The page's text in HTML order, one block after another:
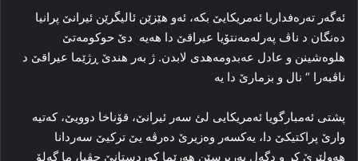
ئه‌گه‌ر ته‌ره‌فداریا ئه‌مریکایێ بکە، ئه‌و هێزێن ئالیگرێن ئیرانێ پرانیا
ده‌نگان د ناڤ پەرلەمەنتۆیا عیراقێ دا ھەیە ‌ دێ حوکومه‌تێ
هلوه‌شینن و عادل عەبدومه‌هدی لابدن. ژ به‌ر هندێ ڕژێما عیراقێ د
ناڤبه‌را “ نال و بزمارێ دا یه‌
پشتی ئەمبارگویا ئەمریكایی لئ سەر ئیرانێ، قۆناخا دوویێ، كەتیە
وارێ پراكتیكێ دا، یەكسەر وەزیرێ دەرڤە یێ تركیێ سەردانا
ھەولێرێ كر و دگەل بەرپرسێن ھەرێما كوردستانێ جڤیا، ما گەلۆ